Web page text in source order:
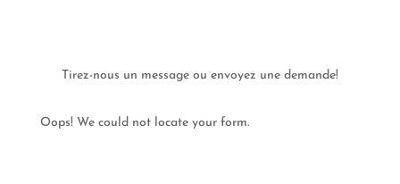
Tirez-nous un message ou envoyez une demande!
Oops! We could not locate your form.